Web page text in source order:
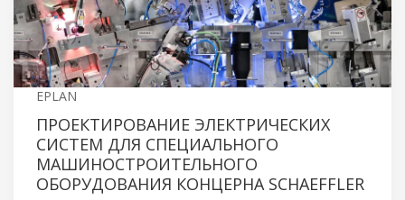
EPLAN
ПРОЕКТИРОВАНИЕ ЭЛЕКТРИЧЕСКИХ
СИСТЕМ ДЛЯ СПЕЦИАЛЬНОГО
МАШИНОСТРОИТЕЛЬНОГО
ОБОРУДОВАНИЯ КОНЦЕРНА SCHAEFFLER